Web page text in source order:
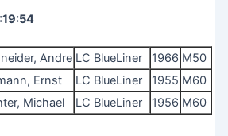
Andre LC BlueLiner 1966 M50
Ernst LC BlueLiner 1955 M60
Michael LC BlueLiner 1956 M60